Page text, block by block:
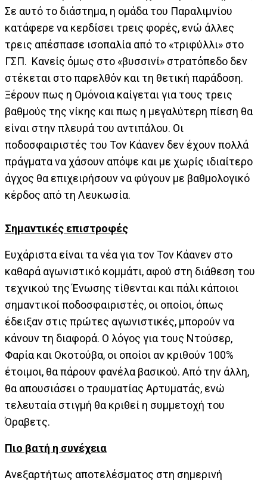
Σε αυτό το διάστημα, η ομάδα του Παραλιμνίου
κατάφερε να κερδίσει τρεις φορές, ενώ άλλες
τρεις απέσπασε ισοπαλία από το «τριφύλλι» στο
ΓΣΠ. Κανείς όμως στο «βυσσινί» στρατόπεδο δεν
στέκεται στο παρελθόν και τη θετική παράδοση.
Ξέρουν πως η Ομόνοια καίγεται για τους τρεις
βαθμούς της νίκης και πως η μεγαλύτερη πίεση θα
είναι στην πλευρά του αντιπάλου. Οι
ποδοσφαιριστές του Τον Κάανεν δεν έχουν πολλά
πράγματα να χάσουν απόψε και με χωρίς ιδιαίτερο
άγχος θα επιχειρήσουν να φύγουν με βαθμολογικό
κέρδος από τη Λευκωσία.
Σημαντικές επιστροφές
Ευχάριστα είναι τα νέα για τον Τον Κάανεν στο
καθαρά αγωνιστικό κομμάτι, αφού στη διάθεση του
τεχνικού της Ένωσης τίθενται και πάλι κάποιοι
σημαντικοί ποδοσφαιριστές, οι οποίοι, όπως
έδειξαν στις πρώτες αγωνιστικές, μπορούν να
κάνουν τη διαφορά. Ο λόγος για τους Ντούσερ,
Φαρία και Οκοτούβα, οι οποίοι αν κριθούν 100%
έτοιμοι, θα πάρουν φανέλα βασικού. Από την άλλη,
θα απουσιάσει ο τραυματίας Αρτυματάς, ενώ
τελευταία στιγμή θα κριθεί η συμμετοχή του
Όραβετς.
Πιο βατή η συνέχεια
Ανεξαρτήτως αποτελέσματος στη σημερινή